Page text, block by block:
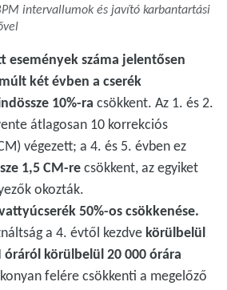
intervallumok és javító karbantartási
események száma jelentősen
két évben a cserék
10%-ra csökkent. Az 1. és 2.
átlagosan 10 korrekciós
végezett; a 4. és 5. évben ez
1,5 CM-recsökkent, az egyiket
okozták.
50%-os csökkenése.
a 4. évtől kezdve körülbelül
óráról körülbelül 20 000 órára
felére csökkenti a megelőző